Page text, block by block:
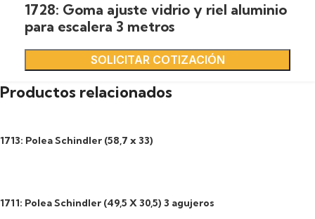
1728: Goma ajuste vidrio y riel aluminio
para escalera 3 metros
SOLICITAR COTIZACIÓN
Productos relacionados
1713: Polea Schindler (58,7 x 33)
1711: Polea Schindler (49,5 X 30,5) 3 agujeros